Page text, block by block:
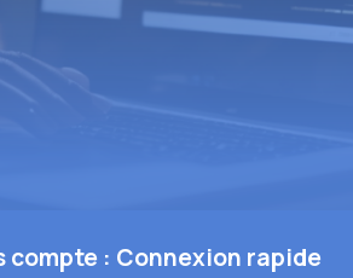
: Connexion rapide